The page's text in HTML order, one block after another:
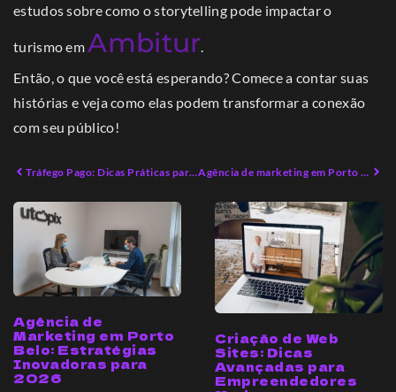
estudos sobre como o storytelling pode impactar o
turismo emAmbitur
Então, o que você está esperando? Comece a contar suas
histórias e veja como elas podem transformar a conexão
com seu público!
Tráfego Pago: Dicas Práticas para Alavancar Resultados em 2026 Agência de marketing em Porto Belo: Conquiste o Mercado Local com Estratégias Inovadoras
Agência de
Marketing em Porto
Belo: Estratégias
Inovadoras para
2026
Criação de Web
Sites: Dicas
Avançadas para
Empreendedores